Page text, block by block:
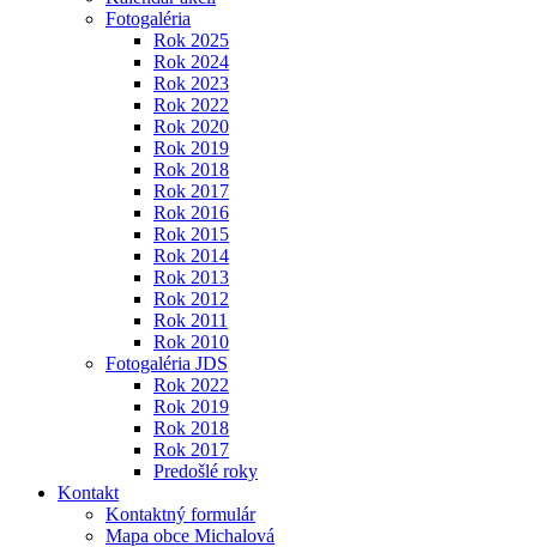
Fotogaléria
Rok 2025
Rok 2024
Rok 2023
Rok 2022
Rok 2020
Rok 2019
Rok 2018
Rok 2017
Rok 2016
Rok 2015
Rok 2014
Rok 2013
Rok 2012
Rok 2011
Rok 2010
Fotogaléria JDS
Rok 2022
Rok 2019
Rok 2018
Rok 2017
Predošlé roky
Kontakt
Kontaktný formulár
Mapa obce Michalová